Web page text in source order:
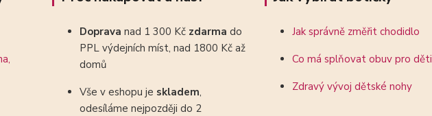
Doprava nad 1 300 Kč zdarma do
PPL výdejních míst, nad 1800 Kč až
domů
Vše v eshopu je skladem,
odesíláme nejpozději do 2
Jak správně změřit chodidlo
Co má splňovat obuv pro děti
Zdravý vývoj dětské nohy